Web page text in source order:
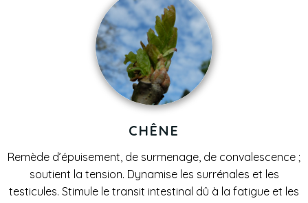
CHÊNE
Remède d’épuisement, de surmenage, de convalescence ;
soutient la tension. Dynamise les surrénales et les
testicules. Stimule le transit intestinal dû à la fatigue et les